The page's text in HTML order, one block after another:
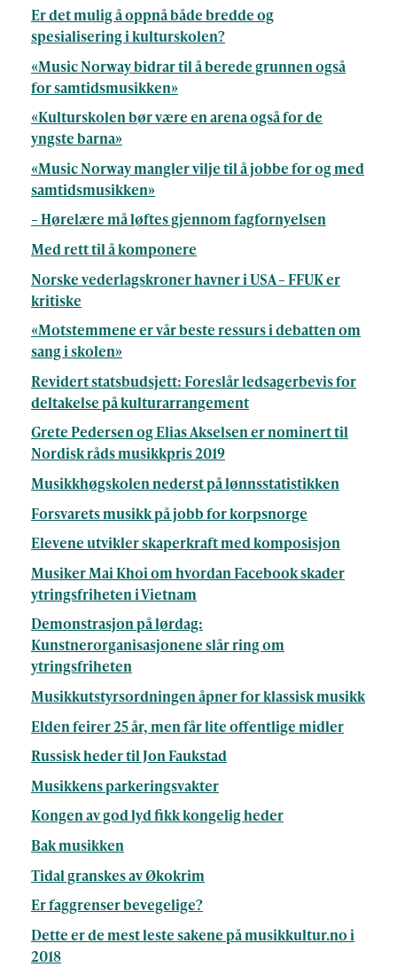
Er det mulig å oppnå både bredde og
spesialisering i kulturskolen?
«Music Norway bidrar til å berede grunnen også
for samtidsmusikken»
«Kulturskolen bør være en arena også for de
yngste barna»
«Music Norway mangler vilje til å jobbe for og med
samtidsmusikken»
– Hørelære må løftes gjennom fagfornyelsen
Med rett til å komponere
Norske vederlagskroner havner i USA – FFUK er
kritiske
«Motstemmene er vår beste ressurs i debatten om
sang i skolen»
Revidert statsbudsjett: Foreslår ledsagerbevis for
deltakelse på kulturarrangement
Grete Pedersen og Elias Akselsen er nominert til
Nordisk råds musikkpris 2019
Musikkhøgskolen nederst på lønnsstatistikken
Forsvarets musikk på jobb for korpsnorge
Elevene utvikler skaperkraft med komposisjon
Musiker Mai Khoi om hvordan Facebook skader
ytringsfriheten i Vietnam
Demonstrasjon på lørdag:
Kunstnerorganisasjonene slår ring om
ytringsfriheten
Musikkutstyrsordningen åpner for klassisk musikk
Elden feirer 25 år, men får lite offentlige midler
Russisk heder til Jon Faukstad
Musikkens parkeringsvakter
Kongen av god lyd fikk kongelig heder
Bak musikken
Tidal granskes av Økokrim
Er faggrenser bevegelige?
Dette er de mest leste sakene på musikkultur.no i
2018